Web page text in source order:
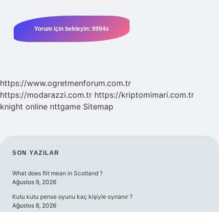
https://www.ogretmenforum.com.tr
https://modarazzi.com.tr https://kriptomimari.com.tr
knight online nttgame Sitemap
SIDEBAR
SON YAZILAR
What does flit mean in Scotland ?
Ağustos 9, 2026
Kutu kutu pense oyunu kaç kişiyle oynanır ?
Ağustos 8, 2026